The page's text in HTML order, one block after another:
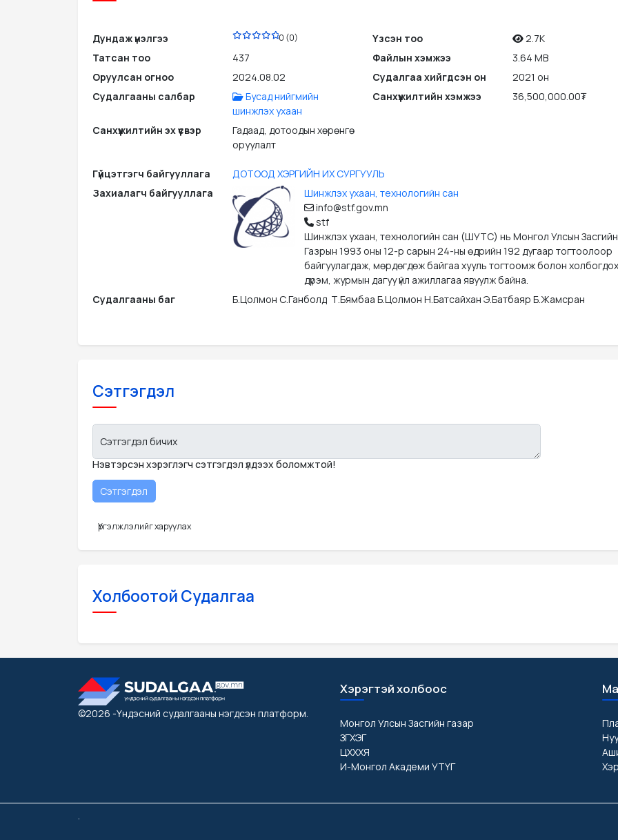
Дундаж үнэлгээ 0 (0) Үзсэн тоо
2.7K
Татсан тоо
437 Файлын хэмжээ
3.64 MB
Оруулсан огноо
2024.08.02 Судалгаа хийгдсэн он
2021 он
Судалгааны салбар
Бусад нийгмийн
шинжлэх ухаан
Санхүүжилтийн хэмжээ 36,500,000.00₮
Санхүүжилтийн эх үүсвэр
Гадаад, дотоодын хөрөнгө
оруулалт
Гүйцэтгэгч байгууллага
ДОТООД ХЭРГИЙН ИХ СУРГУУЛЬ
Захиалагч байгууллага
Шинжлэх ухаан, технологийн сан
info@stf.gov.mn
stf
Шинжлэх ухаан, технологийн сан (ШУТС) нь Монгол Улсын Засгийн
Газрын 1993 оны 12-р сарын 24-ны өдрийн 192 дугаар тогтоолоор
байгуулагдаж, мөрдөгдөж байгаа хууль тогтоомж болон холбогдох
дүрэм, журмын дагуу үйл ажиллагаа явуулж байна.
Судалгааны баг
Б.Цолмон С.Ганболд  Т.Бямбаа Б.Цолмон Н.Батсайхан Э.Батбаяр Б.Жамсран
Сэтгэгдэл
Сэтгэгдэл бичих
Нэвтэрсэн хэрэглэгч сэтгэгдэл үлдээх боломжтой!
Үргэлжлэлийг харуулах
Холбоотой Судалгаа
©2026 -Үндэсний судалгааны нэгдсэн платформ
Хэрэгтэй холбоос
Монгол Улсын Засгийн газар
ЗГХЭГ
ЦХХХЯ
И-Монгол Академи УТҮГ
.